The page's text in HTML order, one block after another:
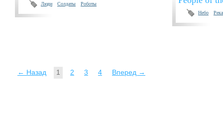
Люди Солдаты Роботы
Небо Река
← Назад 1 2 3 4 Вперед →